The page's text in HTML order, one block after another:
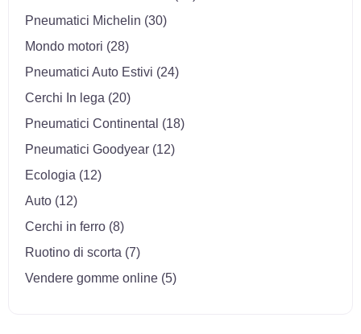
Pneumatici Michelin (30)
Mondo motori (28)
Pneumatici Auto Estivi (24)
Cerchi In lega (20)
Pneumatici Continental (18)
Pneumatici Goodyear (12)
Ecologia (12)
Auto (12)
Cerchi in ferro (8)
Ruotino di scorta (7)
Vendere gomme online (5)